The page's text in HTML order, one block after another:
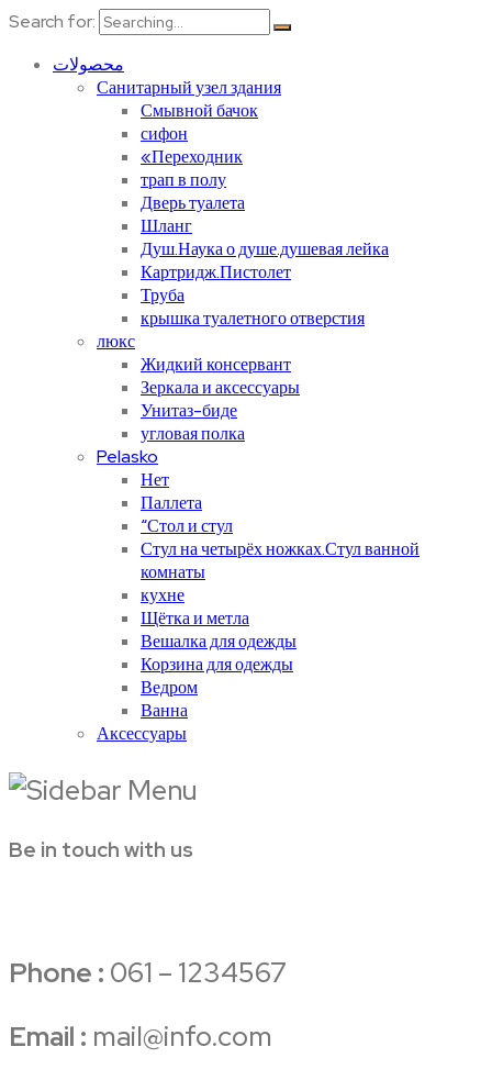
Search for:
محصولات
Санитарный узел здания
Смывной бачок
сифон
«Переходник
трап в полу
Дверь туалета
Шланг
Душ.Наука о душе.душевая лейка
Картридж.Пистолет
Труба
крышка туалетного отверстия
люкс
Жидкий консервант
Зеркала и аксессуары
Унитаз-биде
угловая полка
Pelasko
Нет
Паллета
“Стол и стул
Стул на четырёх ножках.Стул ванной
комнаты
кухне
Щётка и метла
Вешалка для одежды
Корзина для одежды
Ведром
Ванна
Аксессуары
Be in touch with us
Phone : 061 – 1234567
Email : mail@info.com